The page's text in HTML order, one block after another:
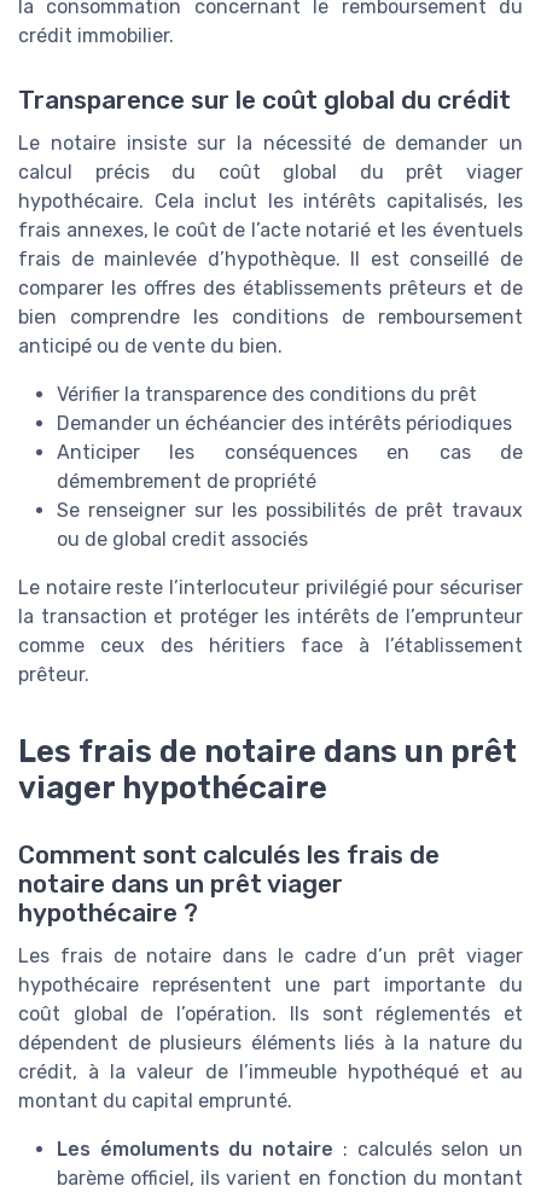
la consommation concernant le remboursement du
crédit immobilier.
Transparence sur le coût global du crédit
Le notaire insiste sur la nécessité de demander un
calcul précis du coût global du prêt viager
hypothécaire. Cela inclut les intérêts capitalisés, les
frais annexes, le coût de l’acte notarié et les éventuels
frais de mainlevée d’hypothèque. Il est conseillé de
comparer les offres des établissements prêteurs et de
bien comprendre les conditions de remboursement
anticipé ou de vente du bien.
Vérifier la transparence des conditions du prêt
Demander un échéancier des intérêts périodiques
Anticiper les conséquences en cas de
démembrement de propriété
Se renseigner sur les possibilités de prêt travaux
ou de global credit associés
Le notaire reste l’interlocuteur privilégié pour sécuriser
la transaction et protéger les intérêts de l’emprunteur
comme ceux des héritiers face à l’établissement
prêteur.
Les frais de notaire dans un prêt
viager hypothécaire
Comment sont calculés les frais de
notaire dans un prêt viager
hypothécaire ?
Les frais de notaire dans le cadre d’un prêt viager
hypothécaire représentent une part importante du
coût global de l’opération. Ils sont réglementés et
dépendent de plusieurs éléments liés à la nature du
crédit, à la valeur de l’immeuble hypothéqué et au
montant du capital emprunté.
Les émoluments du notaire : calculés selon un
barème officiel, ils varient en fonction du montant